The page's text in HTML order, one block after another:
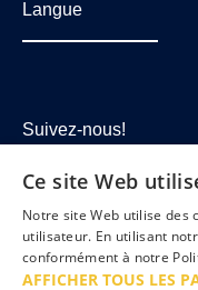
Langue
Suivez-nous!
Ce site Web
Notre site Web utilise des
utilisateur. En utilisant
conformément à notre
AFFICHER TOUS LES